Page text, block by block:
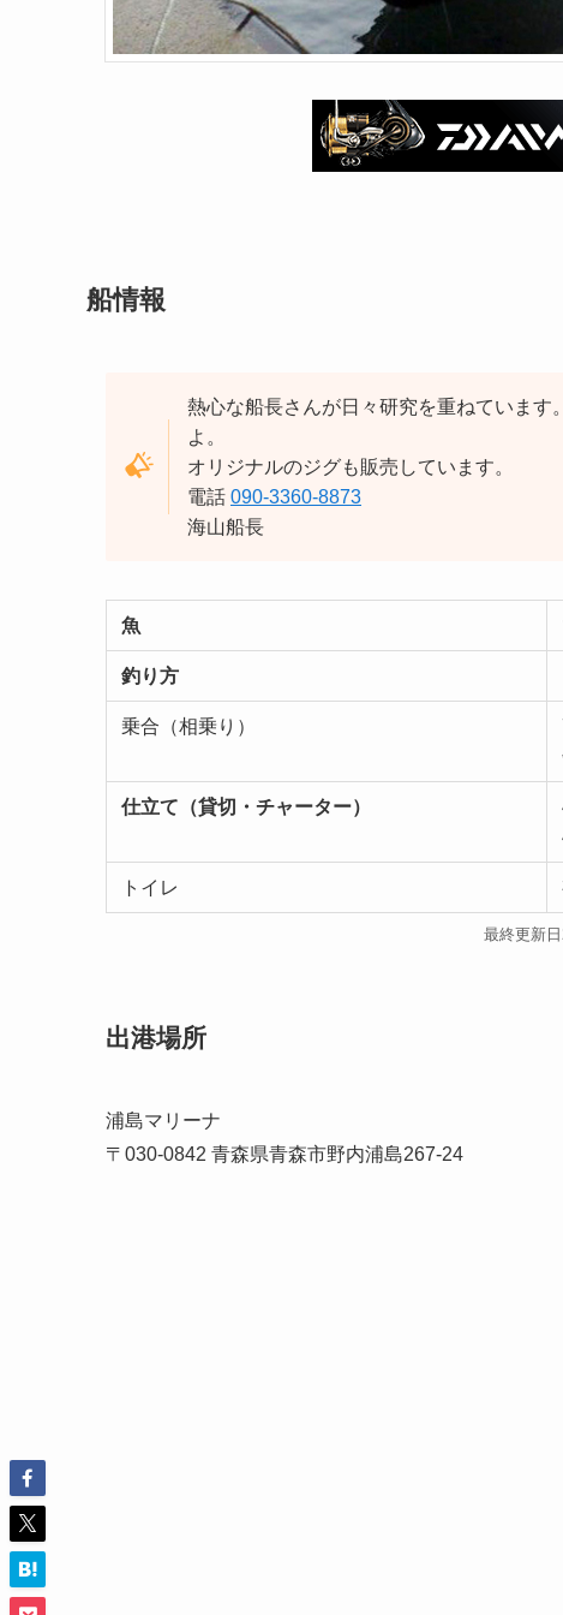
船情報
熱心な船長さんが日々研究を重ねていま
よ。
オリジナルのジグも販売しています。
電話 090-3360-8873
海山船長
魚
釣り方
乗合（相乗り）
仕立て（貸切・チャーター）
トイレ
最終更新
出港場所
浦島マリーナ
〒030-0842 青森県青森市野内浦島267-24